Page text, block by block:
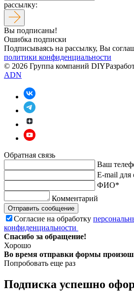
рассылку:
Вы подписаны!
Ошибка подписки
Подписываясь на рассылку, Вы
политики конфиденциальности
© 2026 Группа компаний DIY
ADN
Обратная связь
Ваш
E-mail для
ФИО*
Комментарий
Отправить сообщение
Согласие на обработку
конфиденциальности
Спасибо за обращение!
Хорошо
Во время отправки формы
Попробовать еще раз
Подписка успешно